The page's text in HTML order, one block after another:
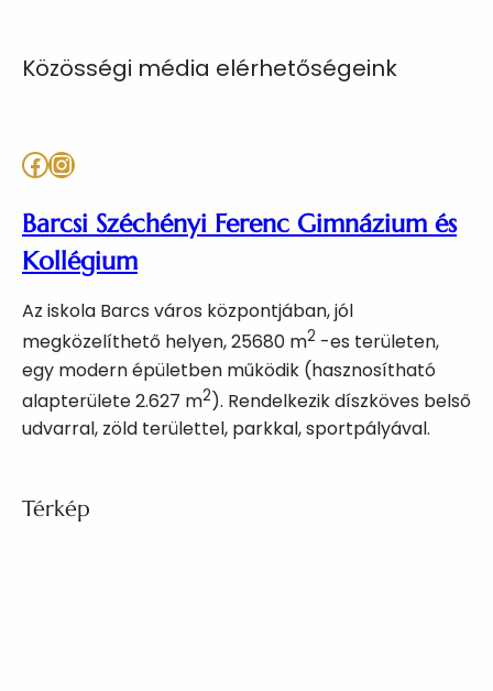
Közösségi média elérhetőségeink
Facebook Instagram
Barcsi Széchényi Ferenc Gimnázium és
Kollégium
Az iskola Barcs város központjában, jól
megközelíthető helyen, 25680 m2 -es területen,
egy modern épületben működik (hasznosítható
alapterülete 2.627 m2). Rendelkezik díszköves belső
udvarral, zöld területtel, parkkal, sportpályával.
Térkép